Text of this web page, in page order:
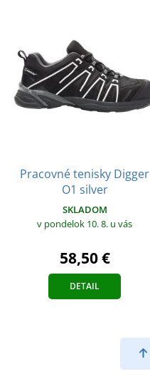
Pracovné tenisky Digger
O1 silver
SKLADOM
v pondelok 10. 8. u vás
58,50 €
DETAIL